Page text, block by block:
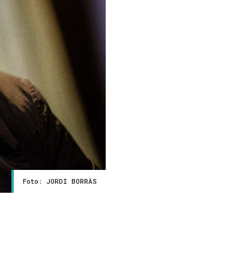
Foto: JORDI BORRÀS